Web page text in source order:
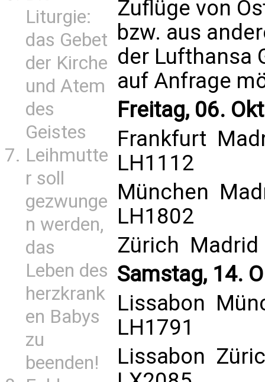
Liturgie:
das Gebet
der Kirche
und Atem
des
Geistes
Leihmutte
r soll
gezwunge
n werden,
das
Leben des
herzkrank
en Babys
zu
beenden!
Zuflüge von
bzw. aus
der Lufthansa
auf Anfrage
Freitag, 06.
Frankfurt 
LH1112
München 
LH1802
Zürich 
Samstag, 14.
Lissabon 
LH1791
Lissabon 